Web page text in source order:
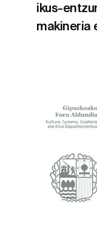
ikus-
makineria